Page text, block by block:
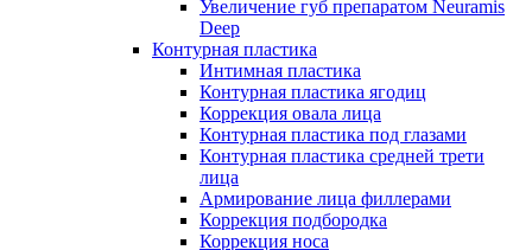
Увеличение губ препаратом Neuramis
Deep
Контурная пластика
Интимная пластика
Контурная пластика ягодиц
Коррекция овала лица
Контурная пластика под глазами
Контурная пластика средней трети
лица
Армирование лица филлерами
Коррекция подбородка
Коррекция носа